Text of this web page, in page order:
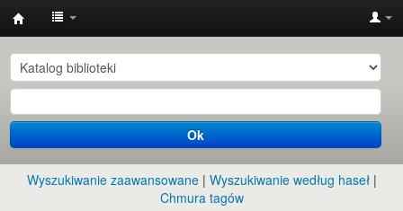
Instytut
Etnologii
i
Antropologii
Kulturowej
UW
Ok
Wyszukiwanie zaawansowane
Wyszukiwanie według haseł
Chmura tagów